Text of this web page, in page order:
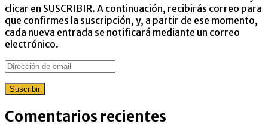
clicar en SUSCRIBIR. A continuación, recibirás correo para
que confirmes la suscripción, y, a partir de ese momento,
cada nueva entrada se notificará mediante un correo
electrónico.
Dirección
email
Suscribir
Comentarios recientes